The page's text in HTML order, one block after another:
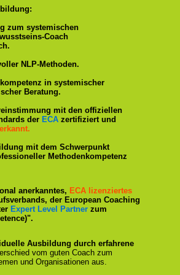
zum systemischen
Coach
NLP-Methoden.
in systemischer
Beratung.
mit den offiziellen
der ECA zertifiziert und
mit dem Schwerpunkt
Methodenkompetenz
anerkanntes, ECA lizenziertes
der European Coaching
Expert Level Partner zum
Ausbildung durch erfahrene
vom guten Coach zum
und Organisationen aus.